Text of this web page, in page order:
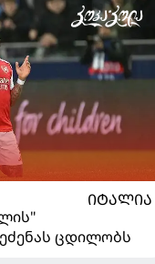
ᲘᲢᲐᲚᲘᲐ
ცდილობს